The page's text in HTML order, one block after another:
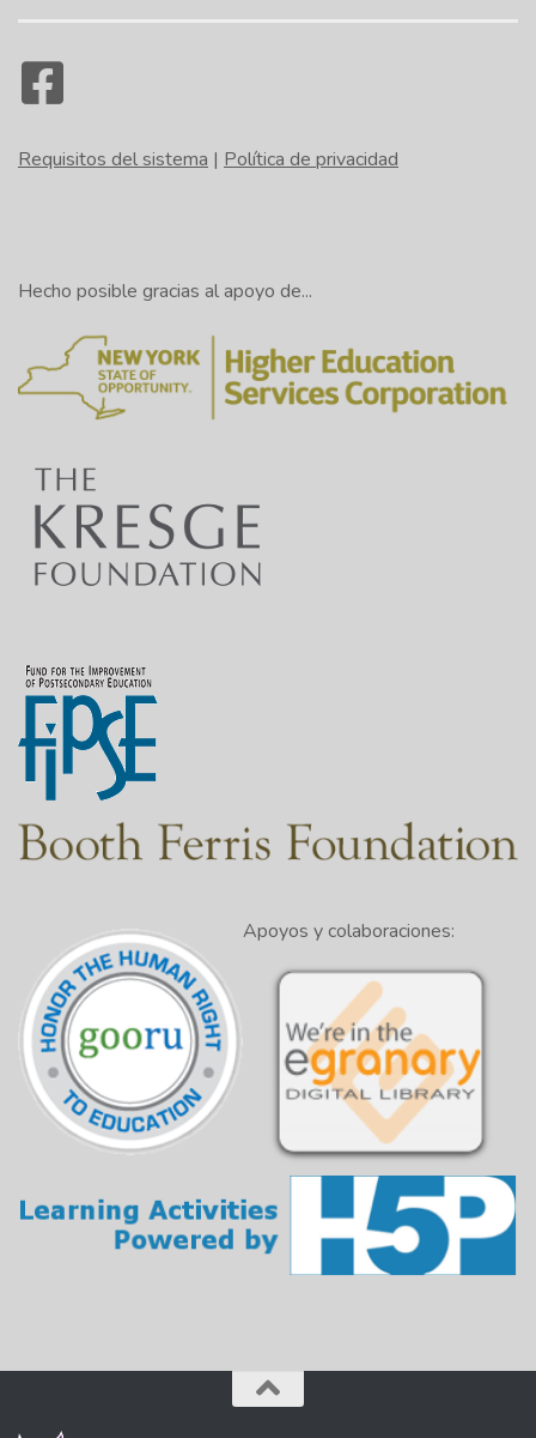
Requisitos del sistema | Política de privacidad
Hecho posible gracias al apoyo de...
Apoyos y colaboraciones: